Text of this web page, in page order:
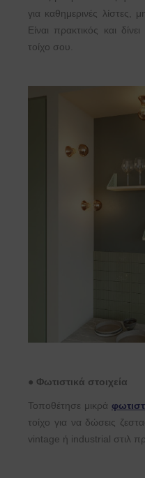
για καθημερινές λίστες,
Είναι πρακτικός και
τοίχο σου.
● Φωτιστικά στοιχεία
Τοποθέτησε μικρά
τοίχο για να δώσεις
vintage ή industrial στιλ